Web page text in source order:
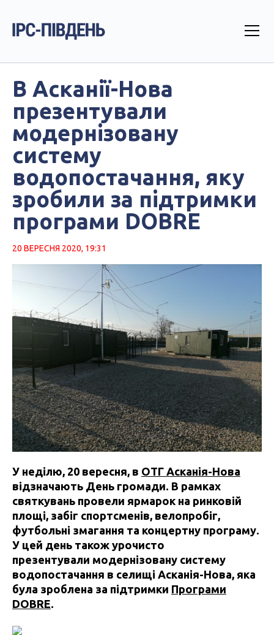
В Асканії-Нова
презентували
модернізовану
систему
водопостачання, яку
зробили за підтримки
програми DOBRE
20 ВЕРЕСНЯ 2020, 19:31
У неділю, 20 вересня, в ОТГ Асканія-Нова
відзначають День громади. В рамках
святкувань провели ярмарок на ринковій
площі, забіг спортсменів, велопробіг,
футбольні змагання та концертну програму.
У цей день також урочисто
презентували модернізовану систему
водопостачання в селищі Асканія-Нова, яка
була зроблена за підтримки Програми
DOBRE.